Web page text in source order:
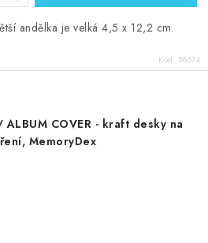
andělka je velká 4,5 x 12,2 cm.
Kód: 88674
COVER - kraft desky na
MemoryDex